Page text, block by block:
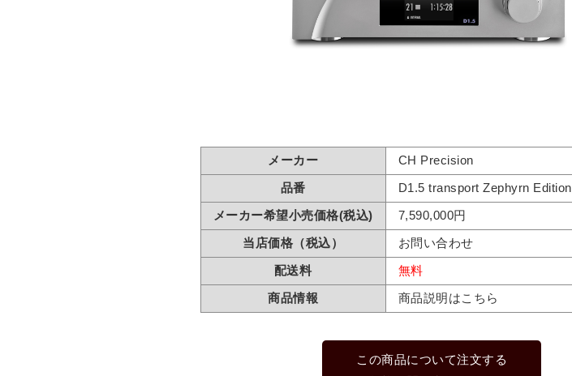
メーカー
CH Precision
品番
D1.5 transport Zephyrn Edition
メーカー希望小売価格(税込)
7,590,000円
当店価格（税込）
お問い合わせ
配送料
無料
商品情報
商品説明はこちら
この商品について注文する